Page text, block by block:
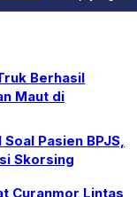
Berhasil
Maut di
Pasien BPJS,
Skorsing
Curanmor Lintas